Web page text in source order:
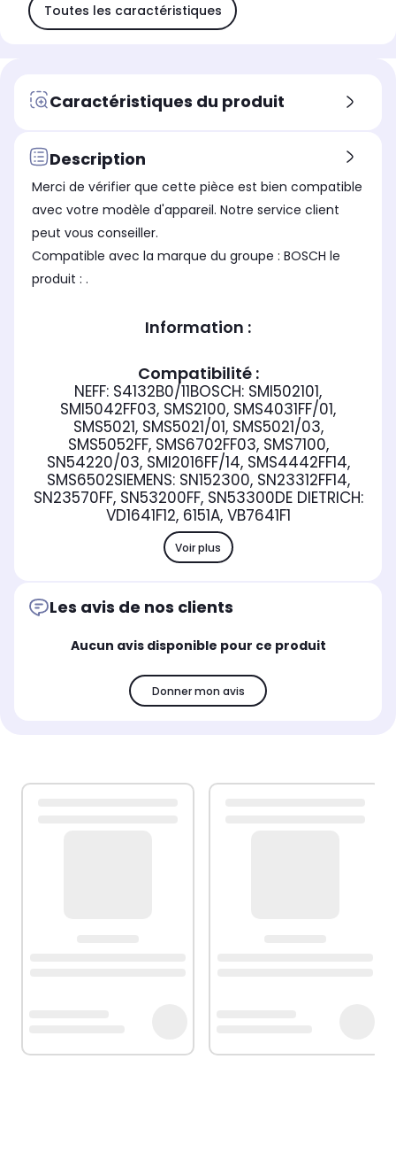
Toutes les caractéristiques
Caractéristiques du produit
Description
Merci de vérifier que cette pièce est bien compatible
avec votre modèle d'appareil. Notre service client
peut vous conseiller.
Compatible avec la marque du groupe : BOSCH le
produit : .
Information :
Compatibilité :
NEFF: S4132B0/11BOSCH: SMI502101,
SMI5042FF03, SMS2100, SMS4031FF/01,
SMS5021, SMS5021/01, SMS5021/03,
SMS5052FF, SMS6702FF03, SMS7100,
SN54220/03, SMI2016FF/14, SMS4442FF14,
SMS6502SIEMENS: SN152300, SN23312FF14,
SN23570FF, SN53200FF, SN53300DE DIETRICH:
VD1641F12, 6151A, VB7641F1
Voir plus
Les avis de nos clients
Aucun avis disponible pour ce produit
Donner mon avis